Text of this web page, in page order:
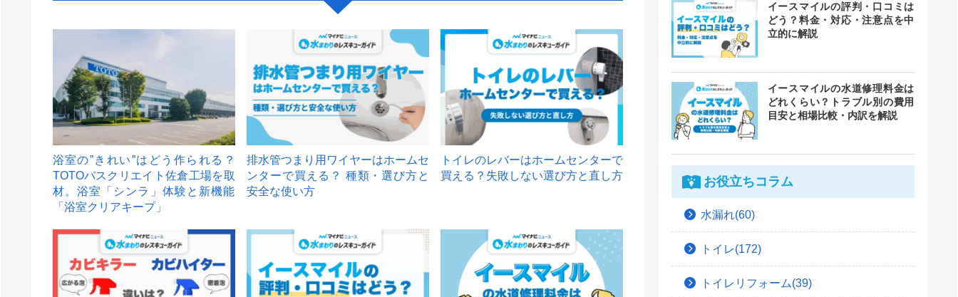
浴室の”きれい”はどう作られる？
TOTOバスクリエイト佐倉工場を取
材。浴室「シンラ」体験と新機能
「浴室クリアキープ」
排水管つまり用ワイヤーはホームセ
ンターで買える？ 種類・選び方と
安全な使い方
トイレのレバーはホームセンターで
買える？失敗しない選び方と直し方
イースマイルの評判・口コミは
どう？料金・対応・注意点を中
立的に解説
イースマイルの水道修理料金は
どれくらい？トラブル別の費用
目安と相場比較・内訳を解説
お役立ちコラム
水漏れ(60)
トイレ(172)
トイレリフォーム(39)